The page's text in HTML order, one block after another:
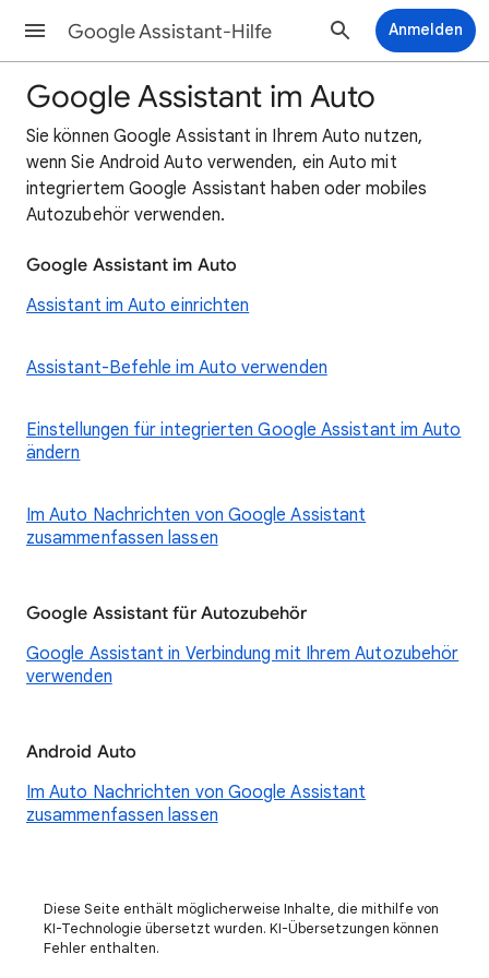
Google Assistant-Hilfe Anmelden
Google Assistant im Auto
Sie können Google Assistant in Ihrem Auto nutzen,
wenn Sie Android Auto verwenden, ein Auto mit
integriertem Google Assistant haben oder mobiles
Autozubehör verwenden.
Google Assistant im Auto
Assistant im Auto einrichten
Assistant-Befehle im Auto verwenden
Einstellungen für integrierten Google Assistant im Auto
ändern
Im Auto Nachrichten von Google Assistant
zusammenfassen lassen
Google Assistant für Autozubehör
Google Assistant in Verbindung mit Ihrem Autozubehör
verwenden
Android Auto
Im Auto Nachrichten von Google Assistant
zusammenfassen lassen
Diese Seite enthält möglicherweise Inhalte, die mithilfe von
KI-Technologie übersetzt wurden. KI-Übersetzungen können
Fehler enthalten.